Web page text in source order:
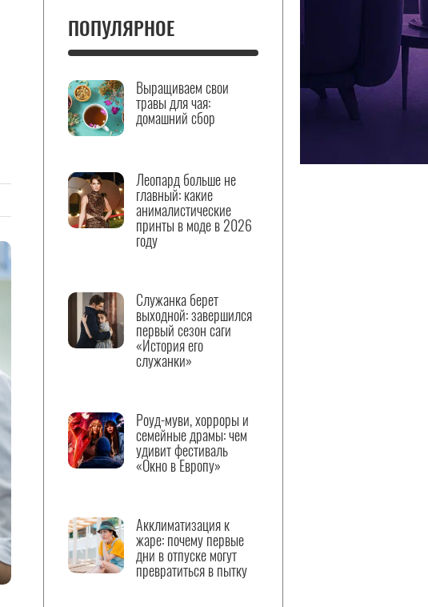
ПОПУЛЯРНОЕ
Выращиваем свои
травы для чая:
домашний сбор
Леопард больше не
главный: какие
анималистические
принты в моде в 2026
году
Служанка берет
выходной: завершился
первый сезон саги
«История его
служанки»
Роуд-муви, хорроры и
семейные драмы: чем
удивит фестиваль
«Окно в Европу»
Акклиматизация к
жаре: почему первые
дни в отпуске могут
превратиться в пытку